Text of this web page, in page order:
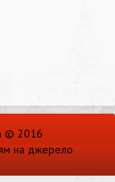
© 2016
на джерело